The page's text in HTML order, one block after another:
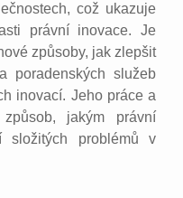
což ukazuje
právní inovace. Je
způsoby, jak zlepšit
poradenských služeb
inovací. Jeho práce a
jakým právní
složitých problémů v